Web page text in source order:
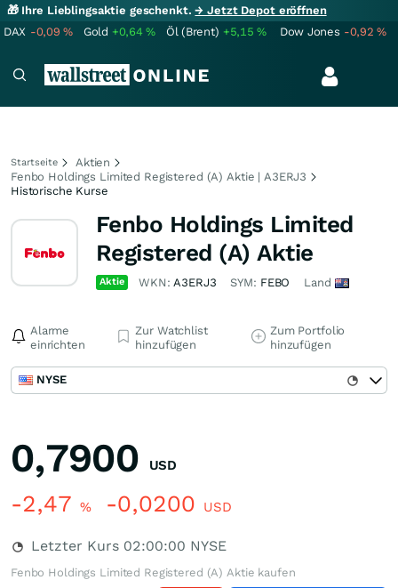
🎁 Ihre Lieblingsaktie geschenkt.→ Jetzt Depot eröffnen
DAX -0,09% Gold +0,64% Öl (Brent) +5,15% Dow Jones -0,92%
Startseite
Aktien
Fenbo Holdings Limited Registered (A) Aktie | A3ERJ3
Historische Kurse
Fenbo Holdings Limited
Registered (A) Aktie
Aktie WKN:A3ERJ3 SYM: FEBO Land
Alarme
einrichten
Zur Watchlist
hinzufügen
Zum Portfolio
hinzufügen
NYSE
0,7900 USD
-2,47 % -0,0200 USD
Letzter Kurs 02:00:00 NYSE
Fenbo Holdings Limited Registered (A) Aktie kaufen